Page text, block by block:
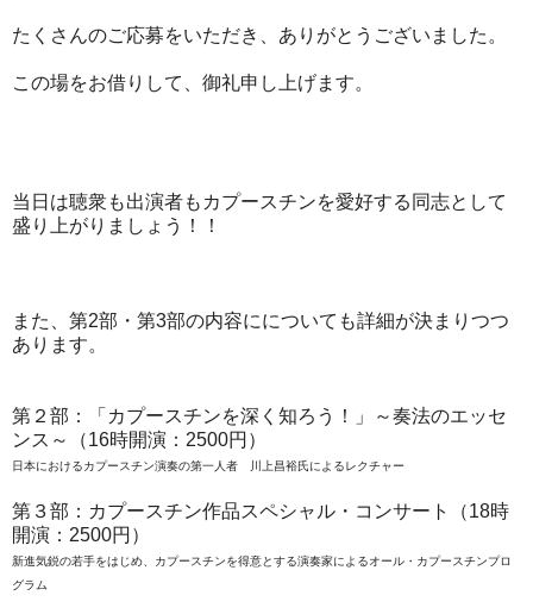
たくさんのご応募をいただき、ありがとうございました。
この場をお借りして、御礼申し上げます。
当日は聴衆も出演者もカプースチンを愛好する同志として
盛り上がりましょう！！
また、第2部・第3部の内容にについても詳細が決まりつつ
あります。
第２部：「カプースチンを深く知ろう！」～奏法のエッセ
ンス～（16時開演：2500円）
日本におけるカプースチン演奏の第一人者 川上昌裕氏によるレクチャー
第３部：カプースチン作品スペシャル・コンサート（18時
開演：2500円）
新進気鋭の若手をはじめ、カプースチンを得意とする演奏家によるオール・カプースチンプロ
グラム